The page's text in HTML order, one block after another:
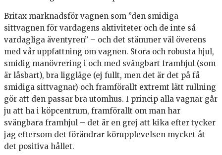
Britax marknadsför vagnen som ”den smidiga
sittvagnen för vardagens aktiviteter och de inte så
vardagliga äventyren” – och det stämmer väl överens
med vår uppfattning om vagnen. Stora och robusta hjul,
smidig manövrering i och med svängbart framhjul (som
är låsbart), bra liggläge (ej fullt, men det är det på få
smidiga sittvagnar) och framförallt extremt lätt rullning
gör att den passar bra utomhus. I princip alla vagnar går
ju att ha i köpcentrum, framförallt om man har
svängbara framhjul – det är en grej att kika efter tycker
jag eftersom det förändrar körupplevelsen mycket åt
det positiva hållet.